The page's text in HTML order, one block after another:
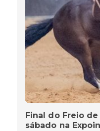
Final do Freio
sábado na